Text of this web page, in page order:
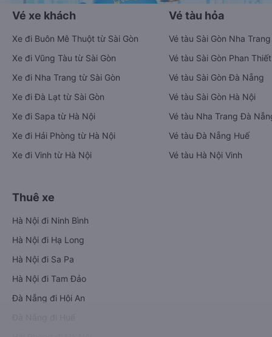
Vé xe khách
Xe đi Buôn Mê Thuột từ Sài Gòn
Xe đi Vũng Tàu từ Sài Gòn
Xe đi Nha Trang từ Sài Gòn
Xe đi Đà Lạt từ Sài Gòn
Xe đi Sapa từ Hà Nội
Xe đi Hải Phòng từ Hà Nội
Xe đi Vinh từ Hà Nội
Vé tàu hỏa
Vé tàu Sài Gòn Nha Trang
Vé tàu Sài Gòn Phan Thiết
Vé tàu Sài Gòn Đà Nẵng
Vé tàu Sài Gòn Hà Nội
Vé tàu Nha Trang Đà
Vé tàu Đà Nẵng Huế
Vé tàu Hà Nội Vinh
Thuê xe
Hà Nội đi Ninh Bình
Hà Nội đi Hạ Long
Hà Nội đi Sa Pa
Hà Nội đi Tam Đảo
Đà Nẵng đi Hội An